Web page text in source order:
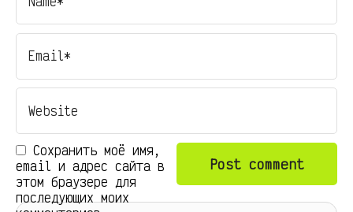
Сохранить моё имя,
email и адрес сайта в
этом браузере для
последующих моих